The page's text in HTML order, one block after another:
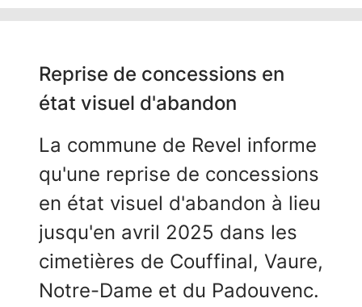
familles qui le souhaitent
nominative qui sera fixée sur
la stèle présente au cimetière
Elle est proposée au tarif de
55€ pour une durée de 15 ans.
Reprise de concessions en
état visuel d'abandon
La commune de Revel informe
qu'une reprise de concessions
en état visuel d'abandon à lieu
jusqu'en avril 2025 dans les
cimetières de Couffinal, Vaure,
Notre-Dame et du Padouvenc.